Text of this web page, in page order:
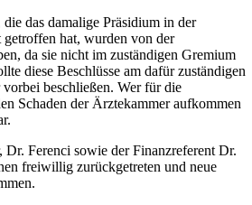
das damalige Präsidium in der
hat, wurden von der
da sie nicht im zuständigen Gremium
diese Beschlüsse am dafür zuständigen
beschließen. Wer für die
Schaden der Ärztekammer aufkommen
Ferenci sowie der Finanzreferent Dr.
freiwillig zurückgetreten und neue